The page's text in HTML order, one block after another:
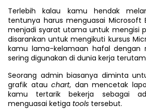
Terlebih kalau kamu hendak
tentunya harus menguasai Microsoft
menjadi syarat utama untuk mengisi
disarankan untuk mengikuti kursus
kamu lama-kelamaan hafal dengan
sering digunakan di dunia kerja
Seorang admin biasanya diminta
grafik atau chart, dan mencetak
kamu tertarik bekerja sebagai
menguasai ketiga tools tersebut.